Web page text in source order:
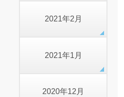
2021年2月
2021年1月
2020年12月